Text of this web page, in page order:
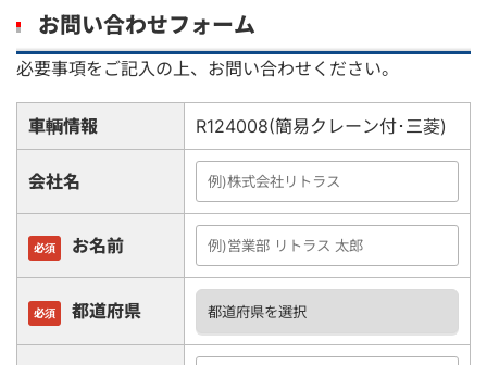
お問い合わせフォーム
必要事項をご記入の上、お問い合わせください。
車輌情報 R124008(簡易クレーン付･三菱)
会社名
必須 お名前
必須 都道府県